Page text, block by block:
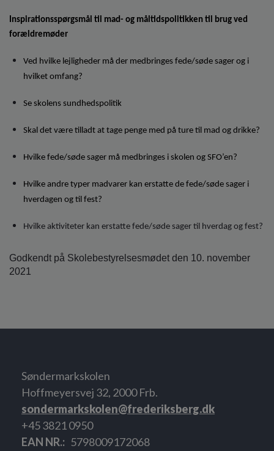
Inspirationsspørgsmål til mad- og måltidspolitikken til brug ved
forældremøder
Ved hvilke lejligheder må der medbringes fede/søde sager og i
hvilket omfang?
Se skolens sundhedspolitik
Skal det være tilladt at tage penge med på ture til mad og drikke?
Hvilke fede/søde sager må medbringes i skolen og SFO’en?
Hvilke andre typer madvarer kan erstatte de fede/søde sager i
hverdagen og til fest?
Hvilke aktiviteter kan erstatte fede/søde sager til hverdag og fest?
Godkendt på Skolebestyrelsesmødet den 10. november
2021
Søndermarkskolen
Hoffmeyersvej 32, 2000 Frb.
sondermarkskolen@frederiksberg.dk
+45 3821 0950
EAN NR.
5798009172068